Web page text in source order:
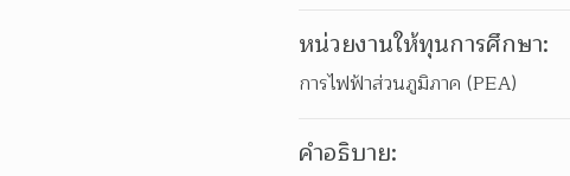
หน่วยงานให้ทุนการศึกษา:
การไฟฟ้าส่วนภูมิภาค (PEA)
คำอธิบาย: